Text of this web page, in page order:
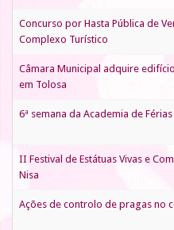
Concurso por Hasta Pública de
Complexo Turístico
Câmara Municipal adquire
em Tolosa
6ª semana da Academia de Férias
II Festival de Estátuas Vivas e
Nisa
Ações de controlo de pragas no